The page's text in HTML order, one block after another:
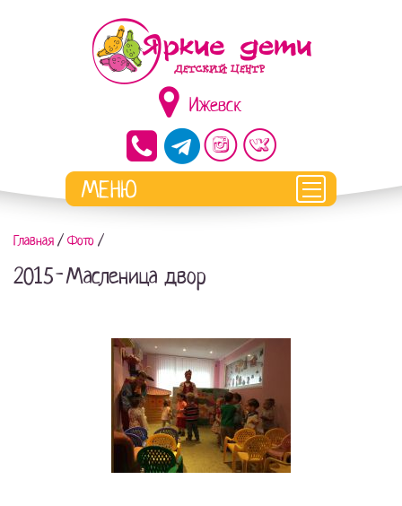
Ижевск
Главная / Фото /
2015-Масленица двор